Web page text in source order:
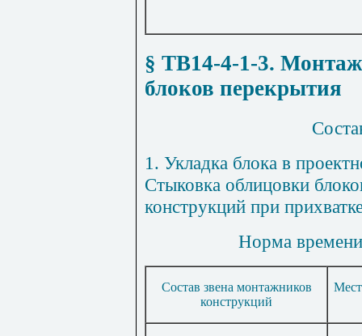
§ ТВ14-4-1-3. Монтаж
блоков перекрытия
1 . Укладка блока в
Стыковка облицовки
конструкций при
Норма
Состав звена монтажников
конструкций